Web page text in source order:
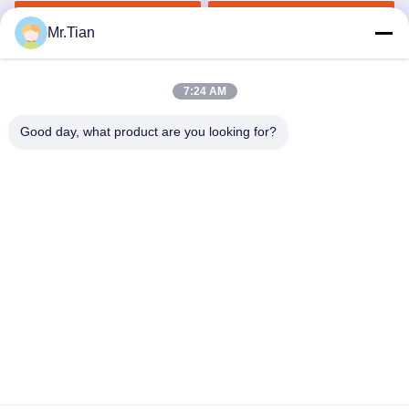
গ্রেড
Mr.Tian
7:24 AM
Good day, what product are you looking for?